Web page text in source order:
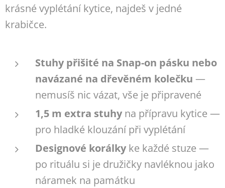
krásné vyplétání kytice, najdeš v jedné
krabičce.
Stuhy přišité na Snap-on pásku nebo
navázané na dřevěném kolečku —
nemusíš nic vázat, vše je připravené
1,5 m extra stuhy na přípravu kytice —
pro hladké klouzání při vyplétání
Designové korálky ke každé stuze —
po rituálu si je družičky navléknou jako
náramek na památku